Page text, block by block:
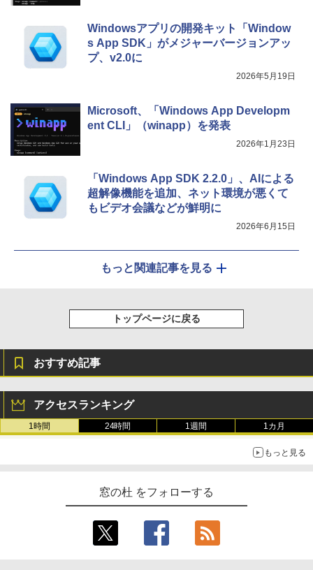
Windowsアプリの開発キット「Window
s App SDK」がメジャーバージョンアッ
プ、v2.0に
2026年5月19日
Microsoft、「Windows App Developm
ent CLI」（winapp）を発表
2026年1月23日
「Windows App SDK 2.2.0」、AIによる
超解像機能を追加、ネット環境が悪くて
もビデオ会議などが鮮明に
2026年6月15日
もっと関連記事を見る
トップページに戻る
おすすめ記事
アクセスランキング
1時間 24時間 1週間 1カ月
もっと見る
窓の杜 をフォローする